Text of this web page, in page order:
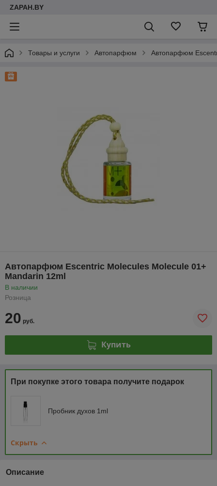
ZAPAH.BY
Товары и услуги Автопарфюм Автопарфюм
Автопарфюм Escentric Molecules Molecule 01+
Mandarin 12ml
В наличии
Розница
20 руб.
Купить
При покупке этого товара получите подарок
Пробник духов 1ml
Скрыть
Описание